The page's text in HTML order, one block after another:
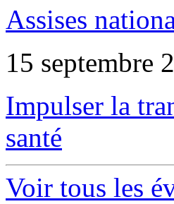
Assises
15 septembre
Impulser la
santé
Voir tous les